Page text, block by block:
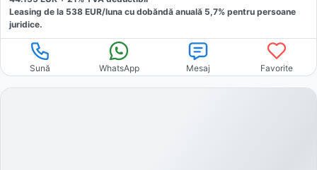
Leasing de la 538 EUR/luna cu dobăndă anuală 5,7% pentru persoane
juridice.
Sună WhatsApp Mesaj Favorite